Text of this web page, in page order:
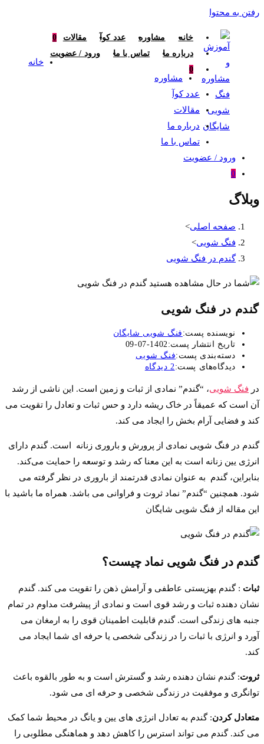
رفتن به محتوا
خانه مشاوره عدد کوآ
مقالات
درباره ما
تماس با ما
ورود / عضویت
0
0
خانه
مشاوره
عدد کوآ
مقالات
درباره ما
تماس با ما
ورود / عضویت
0
وبلاگ
صفحه اصلی>
فنگ شویی>
گندم در فنگ شویی
گندم در فنگ شویی
نویسنده پست: فنگ شویی شایگان
تاریخ انتشار پست:1402-07-09
دسته‌بندی پست:فنگ شویی
دیدگاه‌های پست:2 دیدگاه
در فنگ شویی، “گندم” نمادی از ثبات و زمین است. این ناشی از رشد
آن است که عمیقاً در خاک ریشه دارد و حس ثبات و تعادل را تقویت می
کند و فضایی آرام بخش را ایجاد می کند.
گندم در فنگ شویی نمادی از پرورش و باروری زنانه است. گندم دارای
انرژی یین زنانه است به این معنا که رشد و توسعه را حمایت می‌کند.
بنابراین، گندم به عنوان نمادی قدرتمند از باروری در نظر گرفته می
شود. همچنین “گندم” نماد ثروت و فراوانی می باشد. همراه ما باشید با
این مقاله از فنگ شویی شایگان
گندم در فنگ شویی نماد چیست؟
ثبات : گندم بهزیستی عاطفی و آرامش ذهن را تقویت می کند. گندم
نشان دهنده ثبات و رشد قوی است و نمادی از پیشرفت مداوم در تمام
جنبه های زندگی است. گندم قابلیت اطمینان قوی را به ارمغان می
آورد و انرژی با ثبات را در زندگی شخصی یا حرفه ای شما ایجاد می
کند.
ثروت: گندم نشان دهنده رشد و گسترش است و به طور بالقوه باعث
توانگری و موفقیت در زندگی شخصی و حرفه ای می شود.
متعادل کردن: گندم به تعادل انرژی های یین و یانگ در محیط شما کمک
می کند. گندم می تواند استرس را کاهش دهد و هماهنگی مطلوبی را